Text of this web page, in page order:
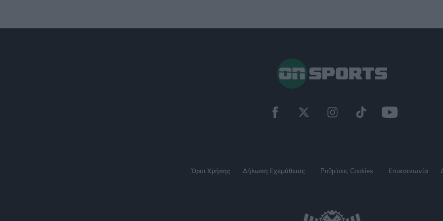
Όροι Χρήσης Δήλωση Εχεμύθειας Ρυθμίσεις Cookies Επικοινωνία